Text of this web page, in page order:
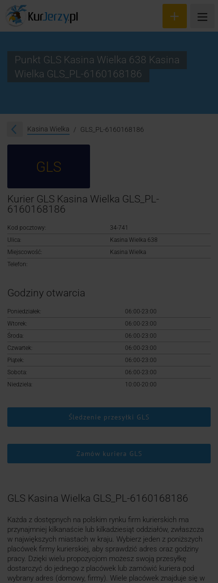
Śledzenie przesyłki
Rejestracja
Punkt GLS Kasina Wielka 638 Kasina
Wielka GLS_PL-6160168186
Kasina Wielka GLS_PL-6160168186
GLS
Kurier GLS Kasina Wielka GLS_PL-
6160168186
Kod pocztowy:
34-741
Ulica:
Kasina Wielka 638
Miejscowość:
Kasina Wielka
Telefon:
Godziny otwarcia
Poniedziałek:
06:00-23:00
Wtorek:
06:00-23:00
Środa:
06:00-23:00
Czwartek:
06:00-23:00
Piątek:
06:00-23:00
Sobota:
06:00-23:00
Niedziela:
10:00-20:00
Śledzenie przesyłki GLS
Zamów kuriera GLS
GLS Kasina Wielka GLS_PL-6160168186
Każda z dostępnych na polskim rynku firm kurierskich ma
przynajmniej kilkanaście lub kilkadziesiąt oddziałów, zwłaszcza
w największych miastach w kraju. Wybierz jeden z poniższych
placówek firmy kurierskiej, aby sprawdzić adres oraz godziny
pracy. Dzięki wielu propozycjom możesz swoją przesyłkę
dostarczyć do jednego z placówek lub zamówić kuriera pod
wybrany adres (domowy, firmy). Wiele placówek znajduje się w